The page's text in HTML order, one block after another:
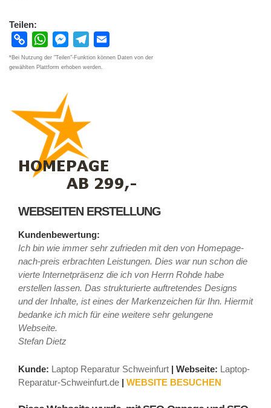
Teilen:
Copy
Link
WhatsAppMessenger
Telegram
*Bei Nutzung der "Teilen"-Funktion können Daten von der
gewählten Plattform erhoben werden.
WEBSEITEN ERSTELLUNG
Kundenbewertung:
Ich bin wie immer sehr zufrieden mit den von Homepage-
nach-preis erbrachten Leistungen. Dies war nun schon die
vierte Internetpräsenz die ich von Herrn Rohde habe
erstellen lassen. Das strukturierte auftretendes Designs
und der Inhalte, ist eines der Markenzeichen für Ihn. Hiermit
bedanke ich mich für eine weitere sehr gelungene
Webseite.
Stefan Dietz
Kunde: Laptop Reparatur Schweinfurt | Webseite: Laptop-
Reparatur-Schweinfurt.de | WEBSITE BESUCHEN